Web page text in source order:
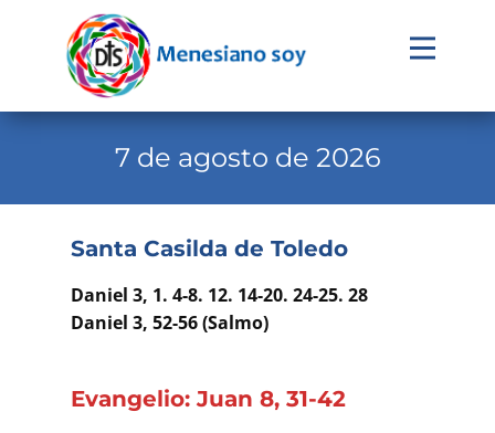
Evangelio
Familia Menesiana
Recursos
7 de agosto de 2026
Santa Casilda de Toledo
Daniel 3, 1. 4-8. 12. 14-20. 24-25. 28
Daniel 3, 52-56 (Salmo)
Evangelio: Juan 8, 31-42